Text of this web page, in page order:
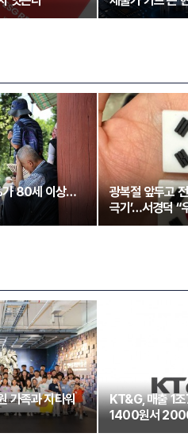
가 80세 이상…
광복절 앞두고
극기’…서경덕 “
가족과 지타워
KT&G, 매출 1
1400원서